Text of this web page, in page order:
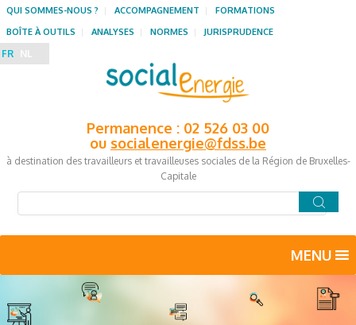
Permanence : 02 526 03 00
ou socialenergie@fdss.be
à destination des travailleurs et travailleuses sociales de la Région de Bruxelles-
Capitale
QUI SOMMES-NOUS ? ACCOMPAGNEMENT
FORMATIONS
BOÎTE À OUTILS
ANALYSES NORMES JURISPRUDENCE
FR NL
MENU